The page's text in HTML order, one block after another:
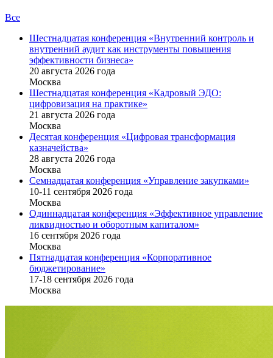
Все
Шестнадцатая конференция «Внутренний контроль и
внутренний аудит как инструменты повышения
эффективности бизнеса»
20 августа 2026 года
Москва
Шестнадцатая конференция «Кадровый ЭДО:
цифровизация на практике»
21 августа 2026 года
Москва
Десятая конференция «Цифровая трансформация
казначейства»
28 августа 2026 года
Москва
Семнадцатая конференция «Управление закупками»
10-11 сентября 2026 года
Москва
Одиннадцатая конференция «Эффективное управление
ликвидностью и оборотным капиталом»
16 cентября 2026 года
Москва
Пятнадцатая конференция «Корпоративное
бюджетирование»
17-18 сентября 2026 года
Москва